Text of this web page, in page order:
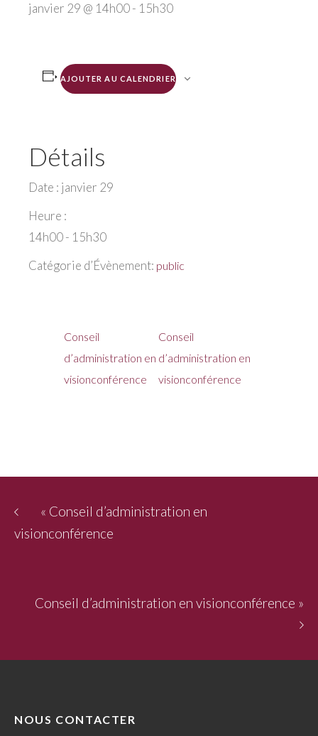
janvier 29 @ 14h00- 15h30
AJOUTER AU CALENDRIER
Détails
Date : janvier 29
Heure :
14h00 - 15h30
Catégorie d’Évènement: public
Conseil
d’administration en
visionconférence
Conseil
d’administration en
visionconférence
« Conseil d’administration en
visionconférence
Conseil d’administration en visionconférence »
NOUS CONTACTER